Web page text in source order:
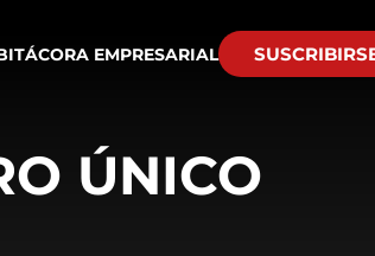
EMPRESARIAL
ÚNICO